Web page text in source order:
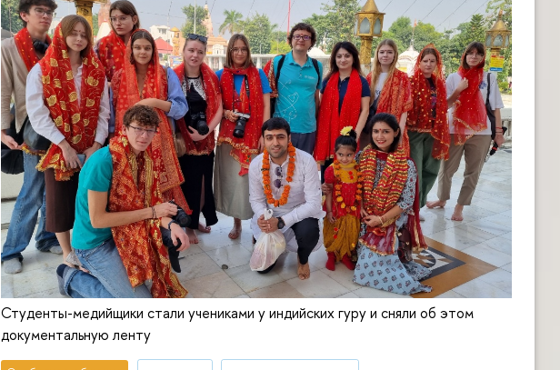
Студенты-медийщики стали учениками у индийских гуру и сняли об этом
документальную ленту